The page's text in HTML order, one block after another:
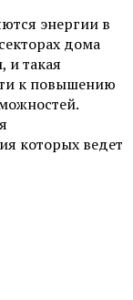
энергии в
дома
и такая
к повышению
которых ведет